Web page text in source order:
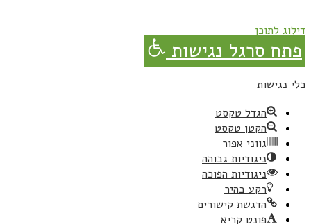
דילוג לתוכן
פתח סרגל נגישות
כלי נגישות
הגדל טקסט
הקטן טקסט
גווני אפור
ניגודיות גבוהה
ניגודיות הפוכה
רקע בהיר
הדגשת קישורים
פונט קריא